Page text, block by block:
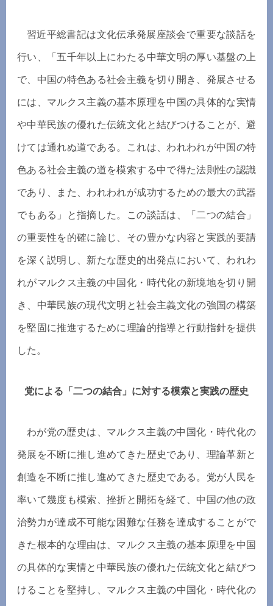
習近平総書記は文化伝承発展座談会で重要な談話を
行い、「五千年以上にわたる中華文明の厚い基盤の上
で、中国の特色ある社会主義を切り開き、発展させる
には、マルクス主義の基本原理を中国の具体的な実情
や中華民族の優れた伝統文化と結びつけることが、避
けては通れぬ道である。これは、われわれが中国の特
色ある社会主義の道を模索する中で得た法則性の認識
であり、また、われわれが成功するための最大の武器
でもある」と指摘した。この談話は、「二つの結合」
の重要性を的確に論じ、その豊かな内容と実践的要請
を深く説明し、新たな歴史的出発点において、われわ
れがマルクス主義の中国化・時代化の新境地を切り開
き、中華民族の現代文明と社会主義文化の強国の構築
を堅固に推進するために理論的指導と行動指針を提供
した。
党による「二つの結合」に対する模索と実践の歴史
わが党の歴史は、マルクス主義の中国化・時代化の
発展を不断に推し進めてきた歴史であり、理論革新と
創造を不断に推し進めてきた歴史である。党が人民を
率いて幾度も模索、挫折と開拓を経て、中国の他の政
治勢力が達成不可能な困難な任務を達成することがで
きた根本的な理由は、マルクス主義の基本原理を中国
の具体的な実情と中華民族の優れた伝統文化と結びつ
けることを堅持し、マルクス主義の中国化・時代化の